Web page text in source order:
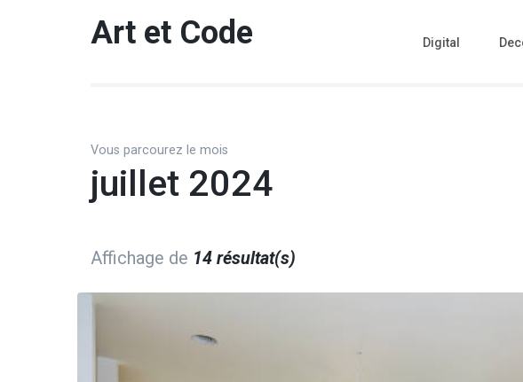
Art et Code Digital
Vous parcourez le mois
juillet 2024
Affichage de 14 résultat(s)